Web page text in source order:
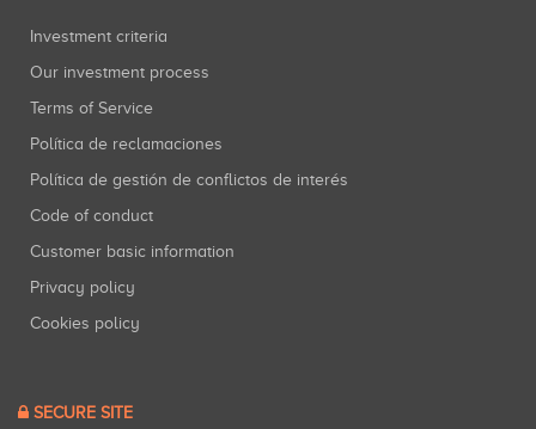
Investment criteria
Our investment process
Terms of Service
Política de reclamaciones
Política de gestión de conflictos de interés
Code of conduct
Customer basic information
Privacy policy
Cookies policy
SECURE SITE